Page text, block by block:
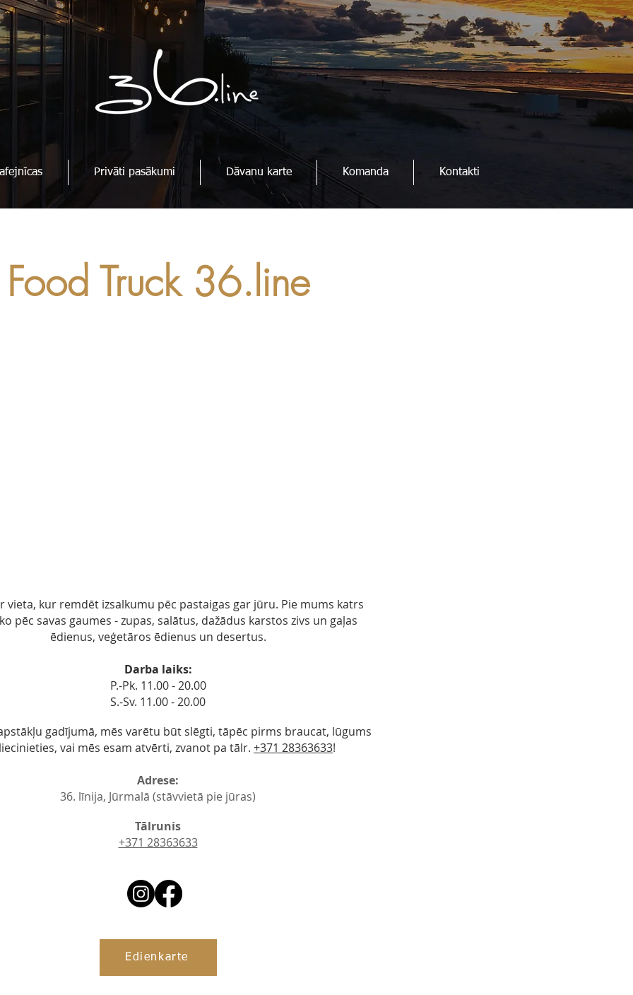
Privāti pasākumi Dāvanu karte Komanda Kontakti
Food Truck 36.line
vieta, kur remdēt izsalkumu pēc pastaigas gar jūru. Pie mums katrs
pēc savas gaumes - zupas, salātus, dažādus karstos zivs un gaļas
ēdienus, veģetāros ēdienus un desertus.
Darba laiks:
P.-Pk. 11.00 - 20.00
S.-Sv. 11.00 - 20.00
gadījumā, mēs varētu būt slēgti, tāpēc pirms braucat, lūgums
vai mēs esam atvērti, zvanot pa tālr. +371 28363633!
Adrese:
36. līnija, Jūrmalā (stāvvietā pie jūras)
Tālrunis
+371 28363633
Ēdienkarte